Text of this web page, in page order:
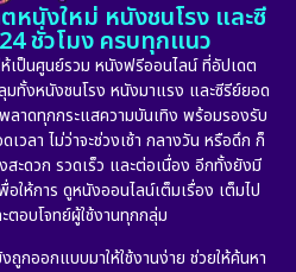
หนังใหม่ หนังชนโรง และซี
ชั่วโมง ครบทุกแนว
ป็นศูนย์รวม หนังฟรีออนไลน์ ที่อัปเดต
มทั้งหนังชนโรง หนังมาแรง และซีรีย์ยอด
ลาดทุกกระแสความบันเทิง พร้อมรองรับ
วลา ไม่ว่าจะช่วงเช้า กลางวัน หรือดึก ก็
สะดวก รวดเร็ว และต่อเนื่อง อีกทั้งยังมี
ให้การ ดูหนังออนไลน์เต็มเรื่อง เต็มไป
ตอบโจทย์ผู้ใช้งานทุกกลุ่ม
กออกแบบมาให้ใช้งานง่าย ช่วยให้ค้นหา